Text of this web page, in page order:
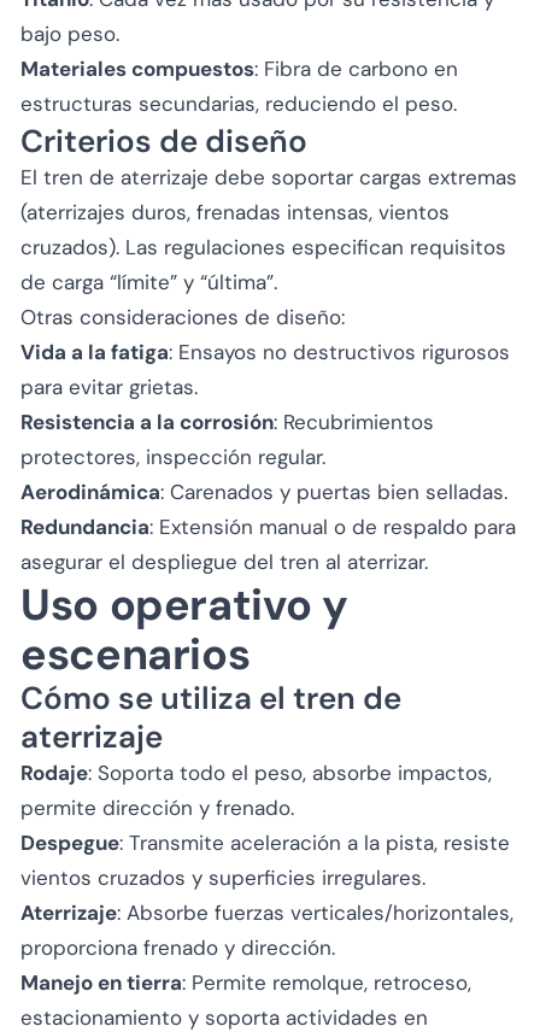
bajo peso.
Materiales compuestos: Fibra de carbono en
estructuras secundarias, reduciendo el peso.
Criterios de diseño
El tren de aterrizaje debe soportar cargas extremas
(aterrizajes duros, frenadas intensas, vientos
cruzados). Las regulaciones especifican requisitos
de carga “límite” y “última”.
Otras consideraciones de diseño:
Vida a la fatiga: Ensayos no destructivos rigurosos
para evitar grietas.
Resistencia a la corrosión: Recubrimientos
protectores, inspección regular.
Aerodinámica: Carenados y puertas bien selladas.
Redundancia: Extensión manual o de respaldo para
asegurar el despliegue del tren al aterrizar.
Uso operativo y
escenarios
Cómo se utiliza el tren de
aterrizaje
Rodaje: Soporta todo el peso, absorbe impactos,
permite dirección y frenado.
Despegue: Transmite aceleración a la pista, resiste
vientos cruzados y superficies irregulares.
Aterrizaje: Absorbe fuerzas verticales/horizontales,
proporciona frenado y dirección.
Manejo en tierra: Permite remolque, retroceso,
estacionamiento y soporta actividades en